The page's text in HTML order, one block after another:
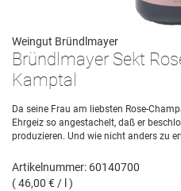
Weingut Bründlmayer
Bründlmayer Sekt
Kamptal
Da seine Frau am liebsten Rose-
Ehrgeiz so angestachelt, daß er
produzieren. Und wie nicht anders zu
Artikelnummer: 60140700
( 46,00 € / l )